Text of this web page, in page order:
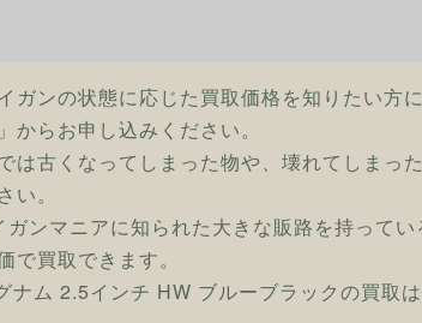
ガンの状態に応じた買取価格を知りたい方
らお申し込みください。
は古くなってしまった物や、壊れてしまっ
。
ンマニアに知られた大きな販路を持って
買取できます。
ム 2.5インチ HW ブルーブラックの買取